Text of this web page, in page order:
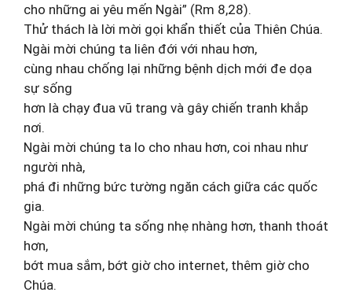
cho những ai yêu mến Ngài” (Rm 8,28).
Thử thách là lời mời gọi khẩn thiết của Thiên Chúa.
Ngài mời chúng ta liên đới với nhau hơn,
cùng nhau chống lại những bệnh dịch mới đe dọa
sự sống
hơn là chạy đua vũ trang và gây chiến tranh khắp
nơi.
Ngài mời chúng ta lo cho nhau hơn, coi nhau như
người nhà,
phá đi những bức tường ngăn cách giữa các quốc
gia.
Ngài mời chúng ta sống nhẹ nhàng hơn, thanh thoát
hơn,
bớt mua sắm, bớt giờ cho internet, thêm giờ cho
Chúa.